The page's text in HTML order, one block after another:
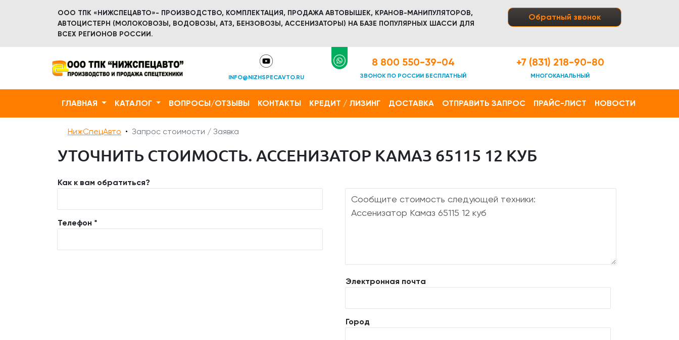
ООО ТПК «НИЖСПЕЦАВТО»- ПРОИЗВОДСТВО, КОМПЛЕКТАЦИЯ, ПРОДАЖА АВТОВЫШЕК, КРАНОВ-МАНИПУЛЯТОРОВ,
АВТОЦИСТЕРН (МОЛОКОВОЗЫ, ВОДОВОЗЫ, АТЗ, БЕНЗОВОЗЫ, АССЕНИЗАТОРЫ) НА БАЗЕ ПОПУЛЯРНЫХ ШАССИ ДЛЯ
ВСЕХ РЕГИОНОВ РОССИИ.
Обратный звонок
INFO@NIZHSPECAVTO.RU
8 800 550-39-04
ЗВОНОК ПО РОССИИ БЕСПЛАТНЫЙ
+7 (831) 218-90-80
МНОГОКАНАЛЬНЫЙ
ГЛАВНАЯ КАТАЛОГ ВОПРОСЫ/ОТЗЫВЫ КОНТАКТЫ КРЕДИТ / ЛИЗИНГ ДОСТАВКА ОТПРАВИТЬ ЗАПРОС ПРАЙС-ЛИСТ НОВОСТИ
НижСпецАвто Запрос стоимости / Заявка
УТОЧНИТЬ СТОИМОСТЬ. АССЕНИЗАТОР КАМАЗ 65115 12 КУБ
Как к вам обратиться?
Телефон *
Электронная почта
Город